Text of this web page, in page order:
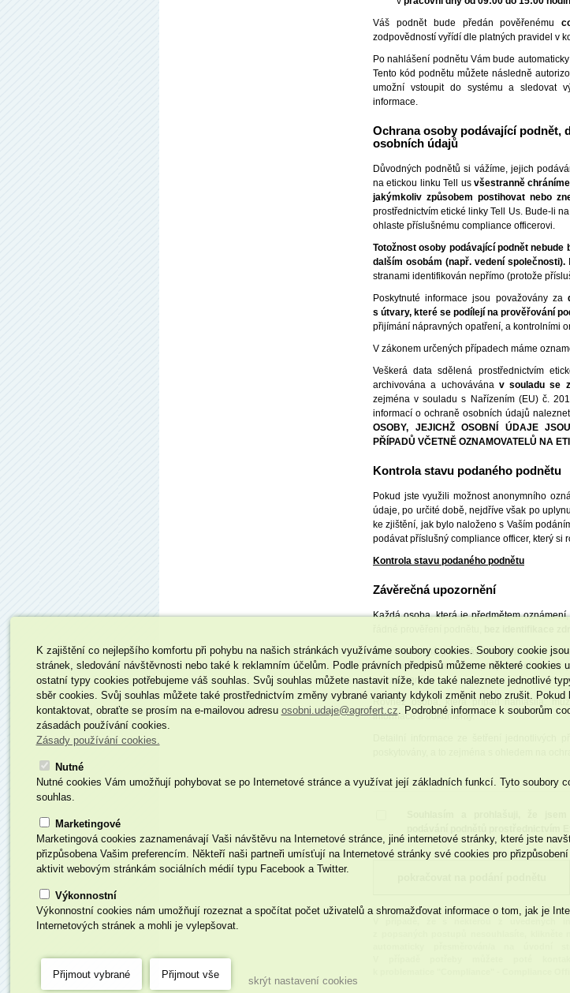
K zajištění co nejlepšího komfortu při pohybu na našich stránkách využíváme soubory cookies. Soubory cookie
stránek, sledování návštěvnosti nebo také k reklamním účelům. Podle právních předpisů můžeme některé
ostatní typy cookies potřebujeme váš souhlas. Svůj souhlas můžete nastavit níže, kde také naleznete jednotlivé
sběr cookies. Svůj souhlas můžete také prostřednictvím změny vybrané varianty kdykoli změnit nebo zrušit.
kontaktovat, obraťte se prosím na e-mailovou adresu osobni.udaje@agrofert.cz . Podrobné informace k souborům
zásadách používání cookies.
Zásady používání cookies.
Nutné
Nutné cookies Vám umožňují pohybovat se po Internetové stránce a využívat její základních funkcí. Tyto
souhlas.
Marketingové
Marketingová cookies zaznamenávají Vaši návštěvu na Internetové stránce, jiné internetové stránky, které jste
přizpůsobena Vašim preferencím. Někteří naši partneři umísťují na Internetové stránky své cookies pro
aktivit webovým stránkám sociálních médií typu Facebook a Twitter.
Výkonnostní
Výkonnostní cookies nám umožňují rozeznat a spočítat počet uživatelů a shromažďovat informace o tom, jak je
Internetových stránek a mohli je vylepšovat.
skrýt nastavení cookies
Váš podnět bude předán pověřenému
zodpovědností vyřídí dle platných pravidel v
Po nahlášení podnětu Vám bude
Tento kód podnětu můžete následně
umožní vstoupit do systému a sledovat
informace.
Ochrana osoby podávající podnět,
osobních údajů
Důvodných podnětů si vážíme, jejich
na etickou linku Tell us všestranně chráníme
jakýmkoliv způsobem postihovat nebo
prostřednictvím etické linky Tell Us. Bude-li
ohlaste příslušnému compliance officerovi.
Totožnost osoby podávající podnět
dalším osobám (např. vedení společnosti).
stranami identifikován nepřímo (protože
Poskytnuté informace jsou považovány za
s útvary, které se podílejí na prověřování
přijímání nápravných opatření, a kontrolními
V zákonem určených případech máme
Veškerá data sdělená prostřednictvím
archivována a uchovávána v souladu se
zejména v souladu s Nařízením (EU) č.
informací o ochraně osobních údajů
OSOBY, JEJICHŽ OSOBNÍ ÚDAJE
PŘÍPADŮ VČETNĚ OZNAMOVATELŮ NA
Kontrola stavu podaného podnětu
Pokud jste využili možnost anonymního
údaje, po určité době, nejdříve však po
ke zjištění, jak bylo naloženo s Vaším
podávat příslušný compliance officer, který si
Kontrola stavu podaného podnětu
Závěrečná upozornění
Každá osoba, která je předmětem
Tato osoba má pak právo vyjádřit se ke
officerovi své stanovisko, objasnit okolnosti
v oznámení.
Rovněž osoba, která případ nahlásila,
informace a dokumenty.